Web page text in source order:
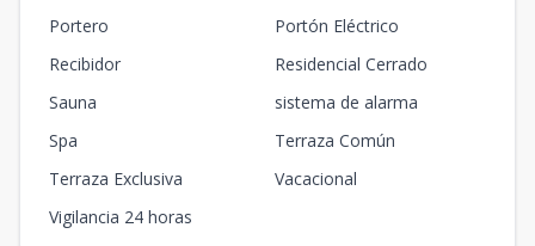
Portero
Portón Eléctrico
Recibidor
Residencial Cerrado
Sauna
sistema de alarma
Spa
Terraza Común
Terraza Exclusiva
Vacacional
Vigilancia 24 horas